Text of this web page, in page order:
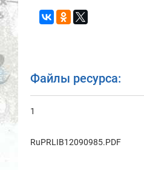
Файлы ресурса:
1
RuPRLIB12090985.PDF